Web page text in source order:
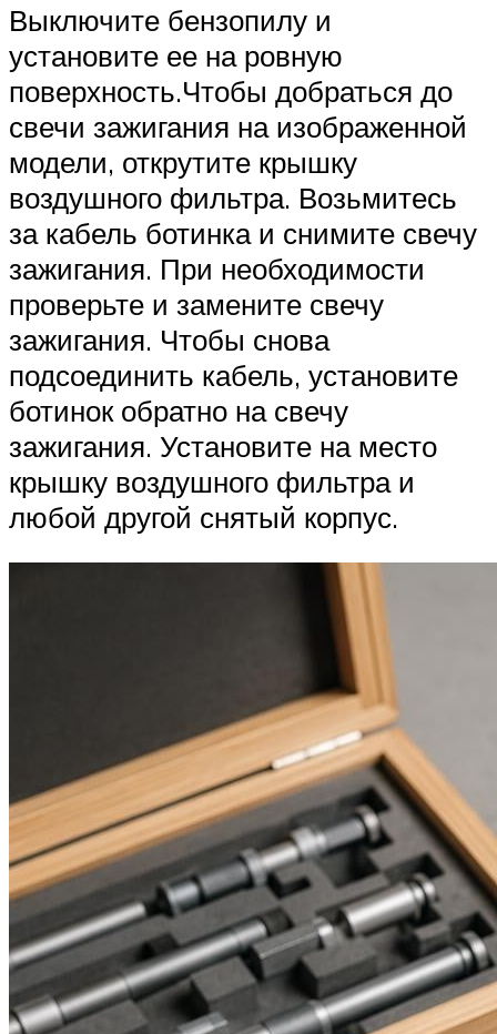
Выключите бензопилу и
установите ее на ровную
поверхность.Чтобы добраться до
свечи зажигания на изображенной
модели, открутите крышку
воздушного фильтра. Возьмитесь
за кабель ботинка и снимите свечу
зажигания. При необходимости
проверьте и замените свечу
зажигания. Чтобы снова
подсоединить кабель, установите
ботинок обратно на свечу
зажигания. Установите на место
крышку воздушного фильтра и
любой другой снятый корпус.